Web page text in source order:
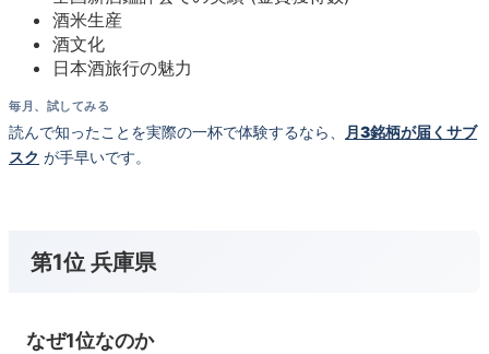
酒米生産
酒文化
日本酒旅行の魅力
毎月、試してみる
読んで知ったことを実際の一杯で体験するなら、
月3銘柄が届くサブ
スク が手早いです。
第1位 兵庫県
なぜ1位なのか